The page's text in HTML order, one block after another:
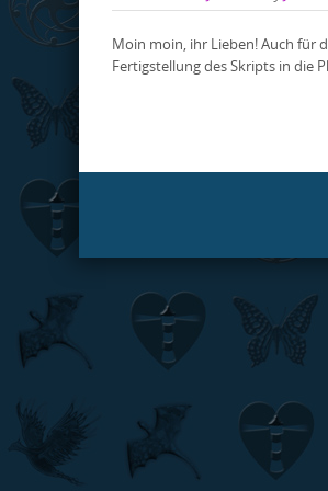
Moin moin, ihr Lieben! Auch für
Fertigstellung des Skripts in die